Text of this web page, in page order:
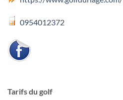
0954012372
Tarifs du golf